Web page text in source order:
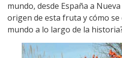
mundo, desde España a
origen de esta fruta y cómo
mundo a lo largo de la